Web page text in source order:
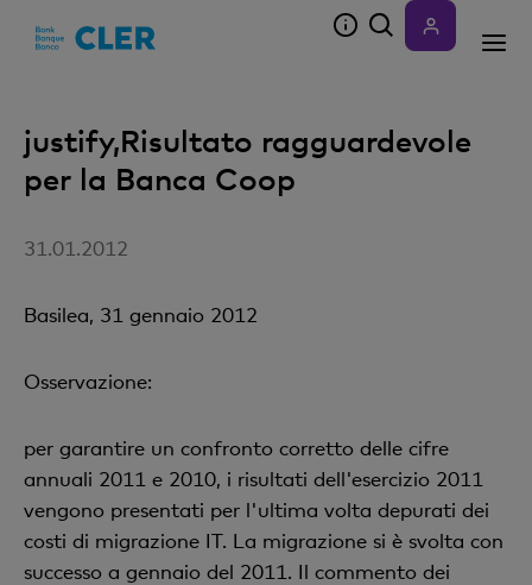
justify,Risultato ragguardevole
per la Banca Coop
31.01.2012
Basilea, 31 gennaio 2012
Osservazione:
per garantire un confronto corretto delle cifre
annuali 2011 e 2010, i risultati dell'esercizio 2011
vengono presentati per l'ultima volta depurati dei
costi di migrazione IT. La migrazione si è svolta con
successo a gennaio del 2011. Il commento dei